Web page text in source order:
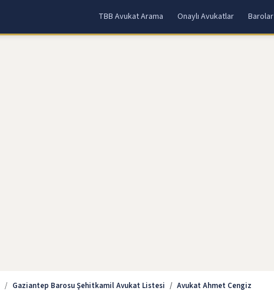
TBB Avukat Arama Onaylı Avukatlar Barolar
Gaziantep Barosu Şehitkamil Avukat Listesi Avukat Ahmet Cengiz